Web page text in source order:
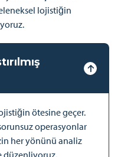
lojistiğin
ötesine geçer.
operasyonlar
her yönünü analiz
düzenliyoruz.